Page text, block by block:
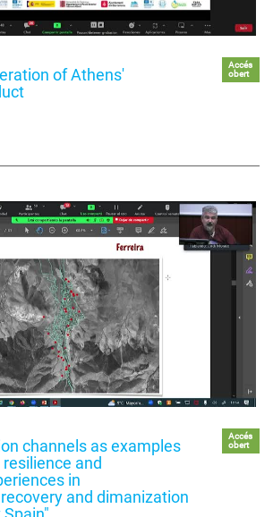
of Athens'
Accés
obert
channels as examples
and
in
and dimanization
Accés
obert